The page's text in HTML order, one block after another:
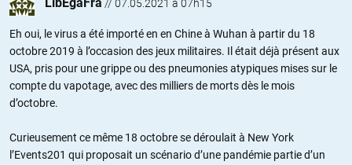
// 07.05.2021 à 07h15
Eh oui, le virus a été importé en en Chine à Wuhan à partir du 18
octobre 2019 à l’occasion des jeux militaires. Il était déjà présent aux
USA, pris pour une grippe ou des pneumonies atypiques mises sur le
compte du vapotage, avec des milliers de morts dès le mois
d’octobre.
Curieusement ce même 18 octobre se déroulait à New York
l’Events201 qui proposait un scénario d’une pandémie partie d’un